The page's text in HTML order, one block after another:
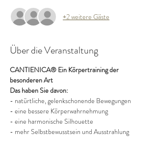
+2 weitere Gäste
Über die Veranstaltung
CANTIENICA® Ein Körpertraining der
besonderen Art
Das haben Sie davon:
- natürtliche, gelenkschonende Bewegungen
- eine bessere Körperwahrnehmung
- eine harmonische Silhouette
- mehr Selbstbewusstsein und Ausstrahlung